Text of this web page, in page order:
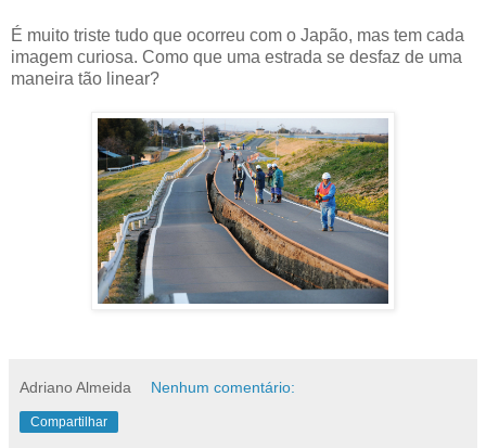
É muito triste tudo que ocorreu com o Japão, mas tem cada
imagem curiosa. Como que uma estrada se desfaz de uma
maneira tão linear?
Adriano Almeida Nenhum comentário:
Compartilhar